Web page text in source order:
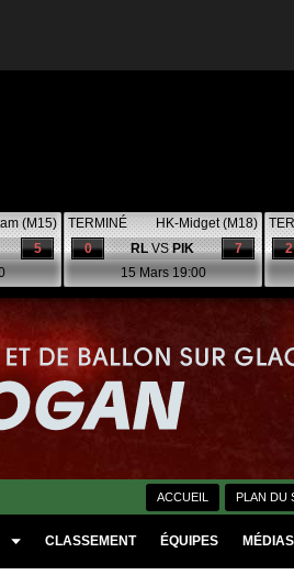
(M15)
5
TERMINÉ
HK-Midget (M18)
7
0 RLVSPIK
15 Mars 19:00
2
PLAN DU
ACCUEIL
CLASSEMENT ÉQUIPES MÉDIAS